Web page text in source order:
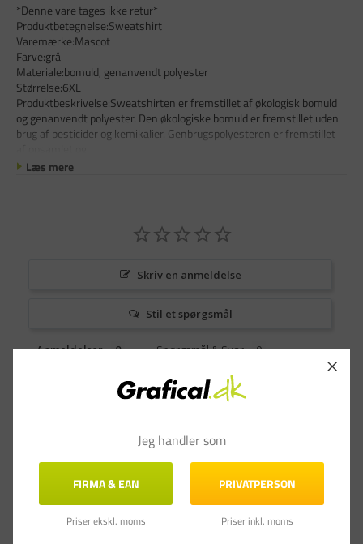
*Denne vare tages ikke retur*
Produktbetegnelse:Sweatshirt
Varemærke:Mascot
Farve:grå
Materiale:bomuld, genanvendt polyester
Størrelse:6XL
Produktbeskrivelse:Sweatshirten er fremstillet af økologisk bomuld
og genanvendt polyester. Den økologiske bomuld er fremstillet uden
brug af pesticider og kemikalier. Genbrugspolyesteren er fremstillet
Læs mere
Skriv en anmeldelse
Stil et spørgsmål
Anmeldelser Spørgsmål & Svar
Jeg handler som
FIRMA & EAN
Priser ekskl. moms
PRIVATPERSON
Priser inkl. moms